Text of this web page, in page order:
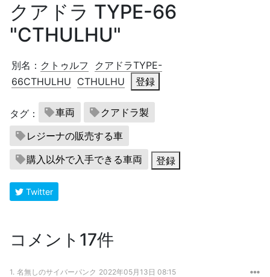
クアドラ TYPE-66
"CTHULHU"
別名： クトゥルフ
クアドラTYPE-
66CTHULHU CTHULHU 登録
タグ： 車両
クアドラ製
レジーナの販売する車
購入以外で入手できる車両
登録
Twitter
コメント17件
1. 名無しのサイバーパンク 2022年05月13日 08:15